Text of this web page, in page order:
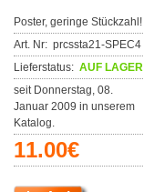
Poster, geringe Stückzahl!
Art. Nr: prcssta21-SPEC4
Lieferstatus: AUF LAGER
seit Donnerstag, 08.
Januar 2009 in unserem
Katalog.
11.00€